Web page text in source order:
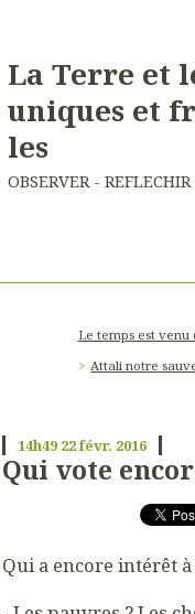
La Terre et
uniques et
les
OBSERVER -
Le temps est venu
Attali notre
14h49 22févr. 2016
Qui vote
Qui a encore intérêt à